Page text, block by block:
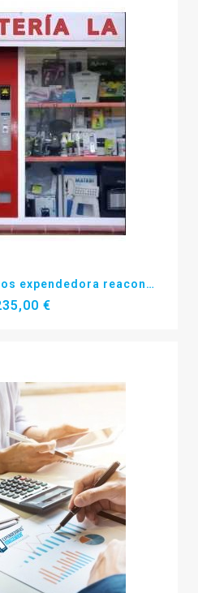
detalles Ferretería y accesorios expendedora reacondicionada
€